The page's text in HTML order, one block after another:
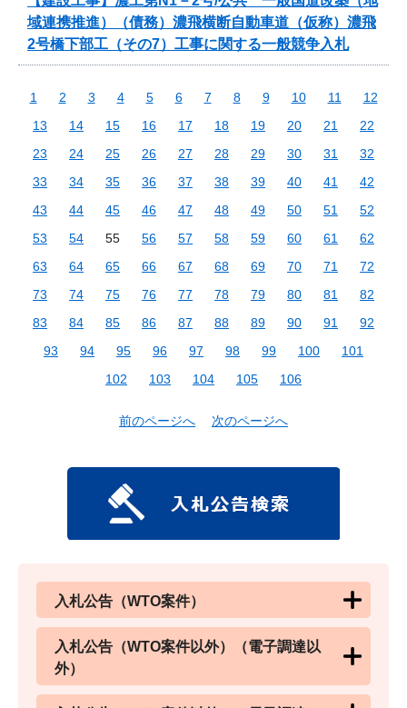
域連携推進）（債務）濃飛横断自動車道（仮称）濃飛
2号橋下部工（その7）工事に関する一般競争入札
1 2 3 4 5 6 7 8 9 10 11
12
13
14 15 16 17 18 19 20 21
22
23
24 25 26 27 28 29 30 31
32
33
34 35 36 37 38 39 40 41
42
43
44 45 46 47 48 49 50 51
52
53
54 55 56 57 58 59 60 61
62
63
64 65 66 67 68 69 70 71
72
73
74 75 76 77 78 79 80 81
82
83
84 85 86 87 88 89 90 91
92
93
94 95 96 97 98 99 100
101
102
103 104 105 106
前のページへ 次のページへ
入札公告（WTO案件）
入札公告（WTO案件以外）（電子調達以
外）